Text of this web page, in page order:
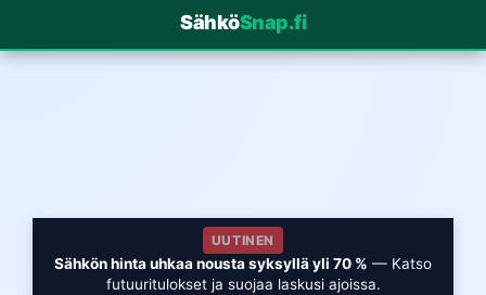
SähköSnap.fi
UUTINEN
Sähkön hinta uhkaa nousta syksyllä yli 70 % — Katso
futuuritulokset ja suojaa laskusi ajoissa.